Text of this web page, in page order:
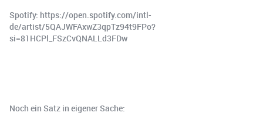
Spotify: https://open.spotify.com/intl-
de/artist/5QAJWFAxwZ3qpTz94t9FPo?
si=81HCPl_FSzCvQNALLd3FDw
Noch ein Satz in eigener Sache: